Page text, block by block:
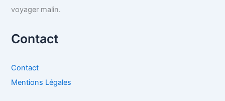
voyager malin.
Contact
Contact
Mentions Légales